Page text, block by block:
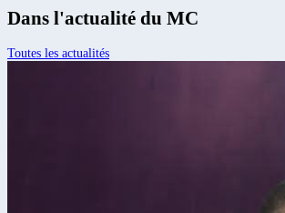
Dans l'actualité du MC
Toutes les actualités